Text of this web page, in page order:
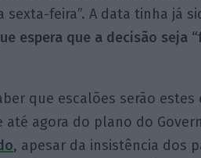
sexta-feira”. A data tinha já
espera que a decisão seja
que escalões serão
até agora do plano do
, apesar da insistência dos